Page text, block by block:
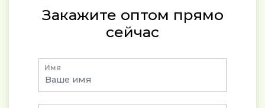
Закажите оптом прямо
сейчас
Имя